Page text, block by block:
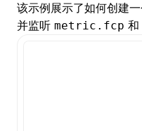
该示例展示了如何创建
并监听 metric.fcp 和